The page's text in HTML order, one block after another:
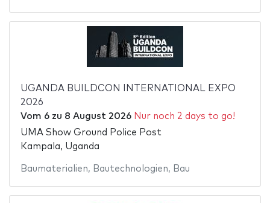
UGANDA BUILDCON INTERNATIONAL EXPO
2026
Vom 6zu 8 August 2026 Nur noch 2 days to go!
UMA Show Ground Police Post
Kampala, Uganda
Baumaterialien, Bautechnologien, Bau